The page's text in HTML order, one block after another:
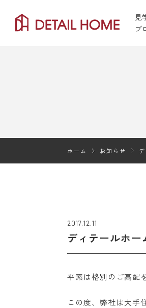
見
ブ
ホーム お知らせ
2017.12.11
ディテールホー
平素は格別のご高配
この度、弊社は大手